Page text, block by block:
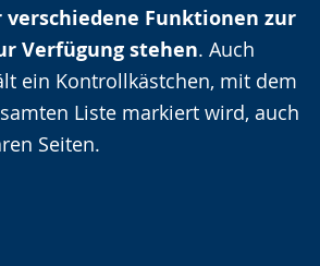
verschiedene Funktionen zur
Verfügung stehen. Auch
ein Kontrollkästchen, mit dem
Liste markiert wird, auch
Seiten.